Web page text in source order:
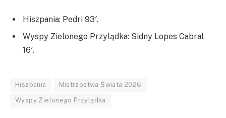
Hiszpania: Pedri 93′.
Wyspy Zielonego Przylądka: Sidny Lopes Cabral
16′.
Hiszpania Mistrzostwa Świata 2026
Wyspy Zielonego Przylądka